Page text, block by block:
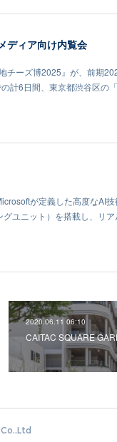
ディア向け内覧会
チーズ博2025』が、前期
計6日間、東京都渋谷区の
が定義した高度なAI技
グユニット）を搭載し、リ
2020.06.11 06:10
CAITAC SQUARE